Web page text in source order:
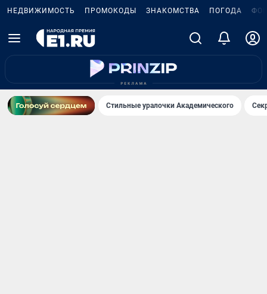
НЕДВИЖИМОСТЬ ПРОМОКОДЫ ЗНАКОМСТВА ПОГОДА
Стильные уралочки Академического